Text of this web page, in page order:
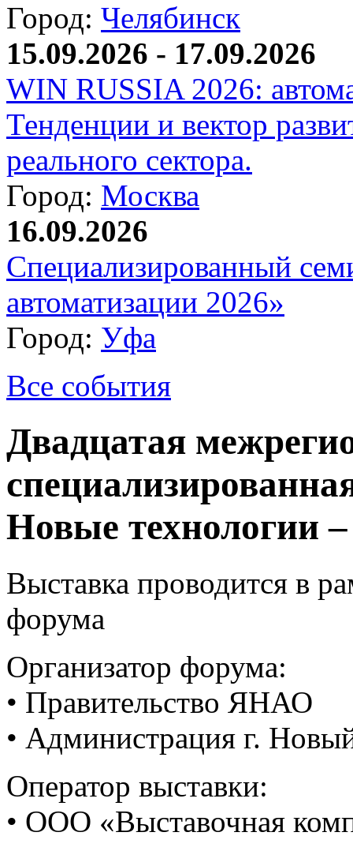
Город: Челябинск
15.09.2026 - 17.09.2026
WIN RUSSIA 2026:
Тенденции и вектор
реального сектора.
Город: Москва
16.09.2026
Специализированный
автоматизации 2026»
Город: Уфа
Все события
Двадцатая
Новые технологии
Выставка проводится в
форума
Организатор форума:
• Правительство ЯНАО
• Администрация г.
Оператор выставки:
• ООО «Выставочная